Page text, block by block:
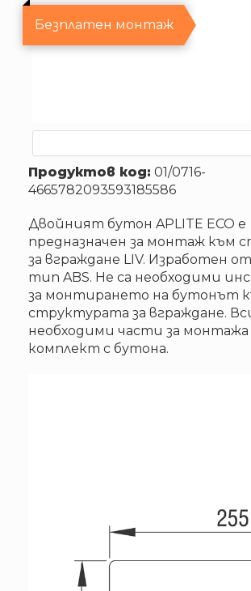
Безплатен монтаж
Продуктов код: 01/0716-
4665782093593185586
Двойният бутон APLITE ECO е
предназначен за монтаж към
за вграждане LIV. Изработен
тип ABS. Не са необходими
за монтирането на бутонът
структурата за вграждане.
необходими части за монтажа
комплект с бутона.